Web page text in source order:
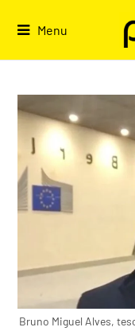
Menu
Bruno Miguel Alves,